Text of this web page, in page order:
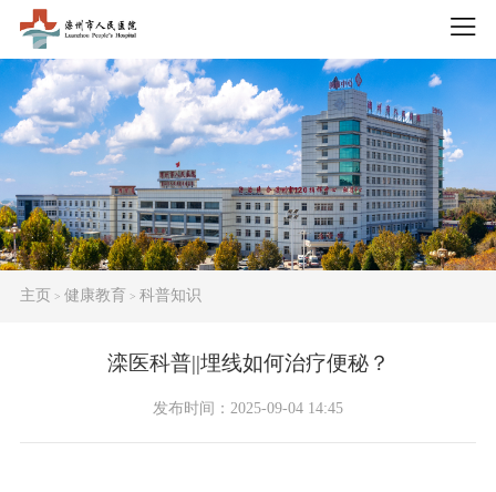
主页 > 健康教育 > 科普知识
滦医科普||埋线如何治疗便秘？
发布时间：2025-09-04 14:45